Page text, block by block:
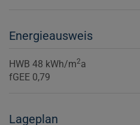
Energieausweis
HWB 48 kWh/m2a
fGEE 0,79
Lageplan